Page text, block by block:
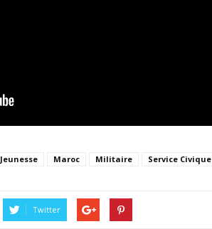
Jeunesse Maroc Militaire Service Civique
Twitter